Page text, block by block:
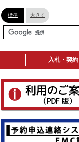
標準 大きく
入札・契約